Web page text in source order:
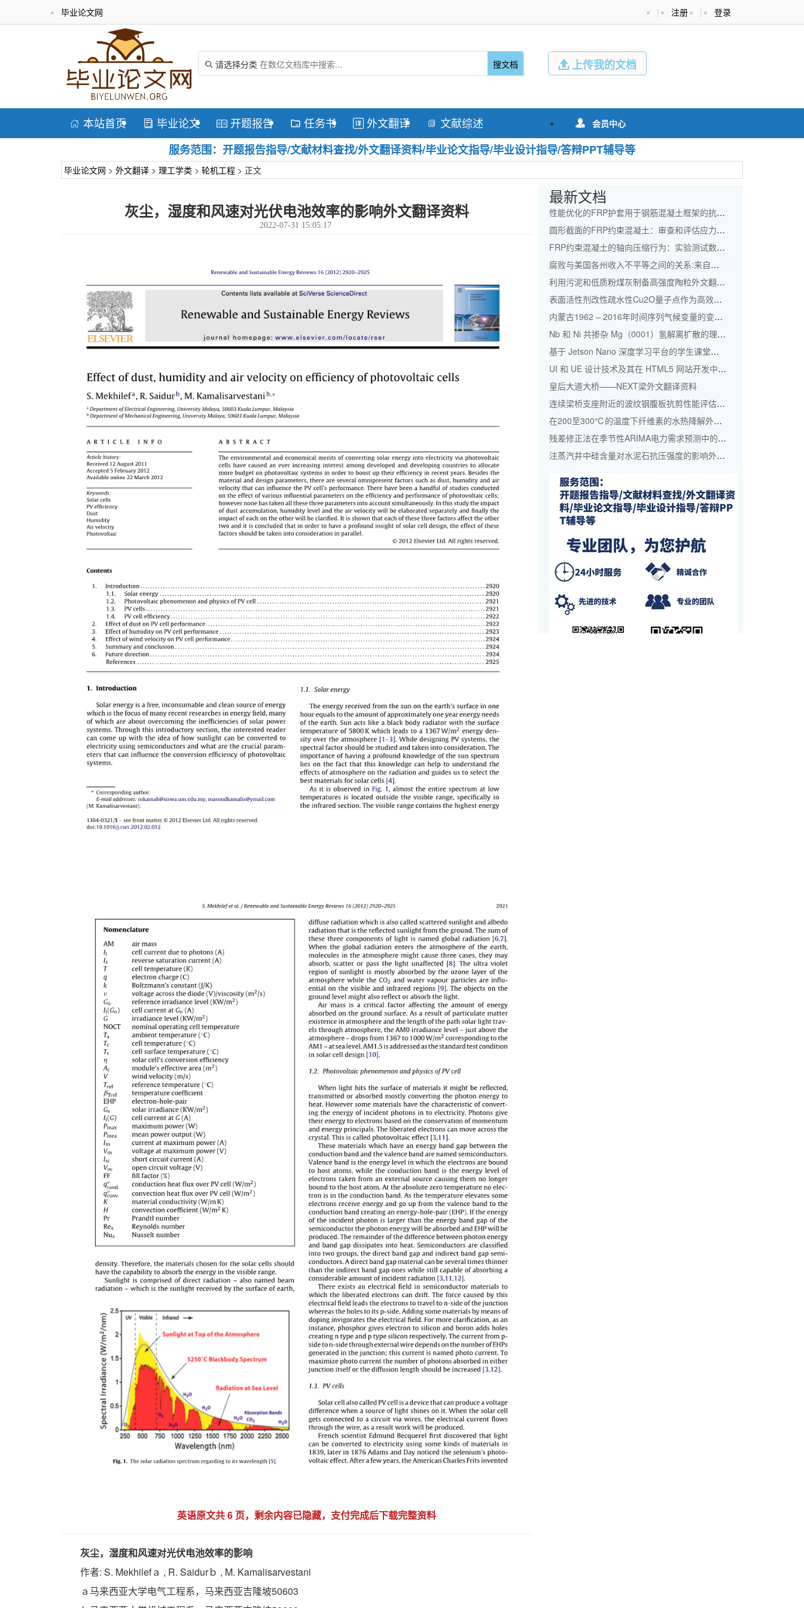
毕业论文网 登录
|
注册
|
 请选择分类 搜文档  上传我的文档
 本站首页  毕业论文  开题报告  任务书  外文翻译  文献综述  会员中心
服务范围：开题报告指导/文献材料查找/外文翻译资料/毕业论文指导/毕业设计指导/答辩PPT辅导等
毕业论文网 > 外文翻译 > 理工学类 > 轮机工程 > 正文
灰尘，湿度和风速对光伏电池效率的影响外文翻译资料
2022-07-31 15:05:17
英语原文共 6 页，剩余内容已隐藏，支付完成后下载完整资料
灰尘，湿度和风速对光伏电池效率的影响
作者: S. Mekhilefａ , R. Saidurｂ , M. Kamalisarvestani
ａ马来西亚大学电气工程系，马来西亚吉隆坡50603
最新文档
性能优化的FRP护套用于钢筋混凝土框架的抗震改造外文翻译资料
圆形截面的FRP约束混凝土：审查和评估应力应变模型外文翻译资料
FRP约束混凝土的轴向压缩行为：实验测试数据库和面向设计的新模型外文翻译资料
腐败与美国各州收入不平等之间的关系:来自专家小组的协整和误差修正模型的证据外文翻译资料
利用污泥和低质粉煤灰制备高强度陶粒外文翻译资料
表面活性剂改性疏水性Cu2O量子点作为高效钙钛矿太阳能电池顶部空穴传输材料外文翻译资料
内蒙古1962 – 2016年时间序列气候变量的变化特征外文翻译资料
Nb 和 Ni 共掺杂 Mg（0001）氢解离扩散的理论研究：外文翻译资料
基于 Jetson Nano 深度学习平台的学生课堂学习评估系统—–学生的人脸检测与识别外文翻译资料
UI 和 UE 设计技术及其在 HTML5 网站开发中的地位的研究外文翻译资料
皇后大道大桥——NEXT梁外文翻译资料
连续梁桥支座附近的波纹钢腹板抗剪性能评估外文翻译资料
在200至300℃的温度下纤维素的水热降解外文翻译资料
残差修正法在季节性ARIMA电力需求预测中的应用：以中国为例外文翻译资料
注蒸汽井中硅含量对水泥石抗压强度的影响外文翻译资料